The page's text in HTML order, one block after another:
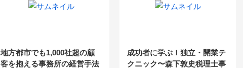
地方都市でも1,000社超の顧
客を抱える事務所の経営手法
成功者に学ぶ！独立・開業テ
クニック〜森下敦史税理士事